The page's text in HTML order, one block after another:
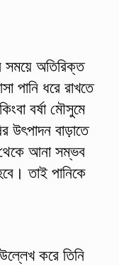
সময়ে অতিরিক্ত
পানি ধরে রাখতে
বর্ষা মৌসুমে
উৎপাদন বাড়াতে
আনা সম্ভব
তাই পানিকে
করে তিনি